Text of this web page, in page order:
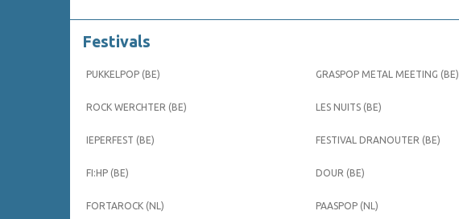
Festivals
PUKKELPOP (BE)
ROCK WERCHTER (BE)
IEPERFEST (BE)
FI:HP (BE)
FORTAROCK (NL)
GRASPOP METAL MEETING (BE)
LES NUITS (BE)
FESTIVAL DRANOUTER (BE)
DOUR (BE)
PAASPOP (NL)